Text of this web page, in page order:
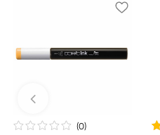
Copic
Too Marker Products Inc.
Meguro Higashiyama
Meguro-ku
www.toomarker.co.jp
(0)